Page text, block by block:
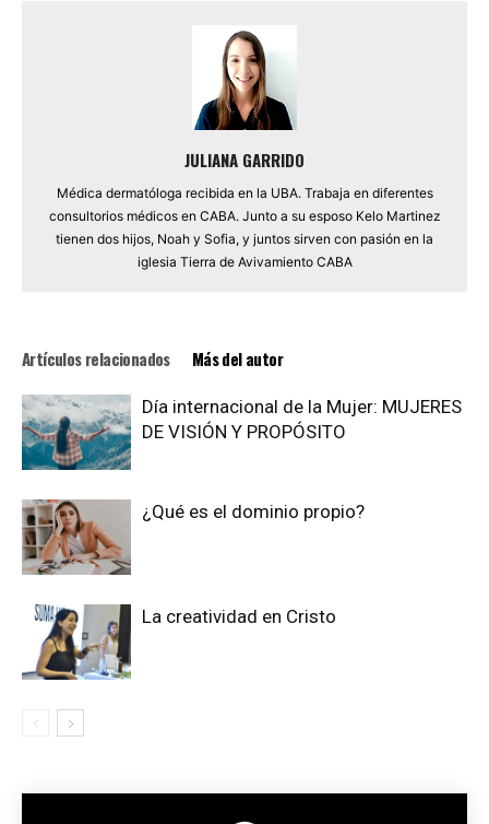
JULIANA GARRIDO
Médica dermatóloga recibida en la UBA. Trabaja en diferentes
consultorios médicos en CABA. Junto a su esposo Kelo Martinez
tienen dos hijos, Noah y Sofia, y juntos sirven con pasión en la
iglesia Tierra de Avivamiento CABA
Artículos relacionados Más del autor
Día internacional de la Mujer: MUJERES
DE VISIÓN Y PROPÓSITO
¿Qué es el dominio propio?
La creatividad en Cristo